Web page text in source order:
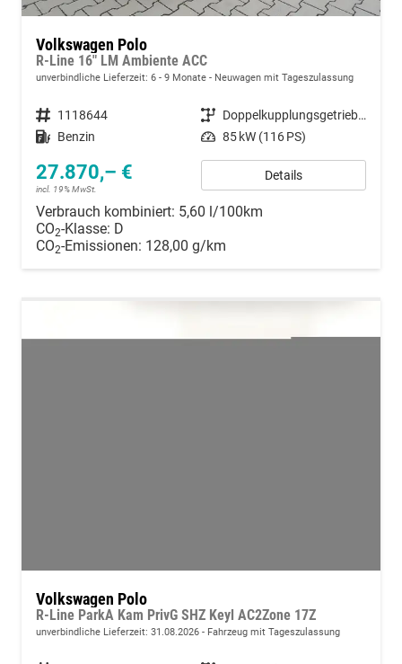
Volkswagen Polo
R-Line 16" LM Ambiente ACC
unverbindliche Lieferzeit: 6 - 9 Monate Neuwagen mit Tageszulassung
Fahrzeugnummer 1118644 Getriebe
Doppelkupplungsgetriebe (DSG)
Kraftstoff Benzin Leistung 85 kW (116 PS)
27.870,– €
incl. 19% MwSt.
Details
Verbrauch kombiniert: 5,60 l/100km
CO2-Klasse: D
CO2-Emissionen: 128,00 g/km
Volkswagen Polo
R-Line ParkA Kam PrivG SHZ Keyl AC2Zone 17Z
unverbindliche Lieferzeit: 31.08.2026 Fahrzeug mit Tageszulassung